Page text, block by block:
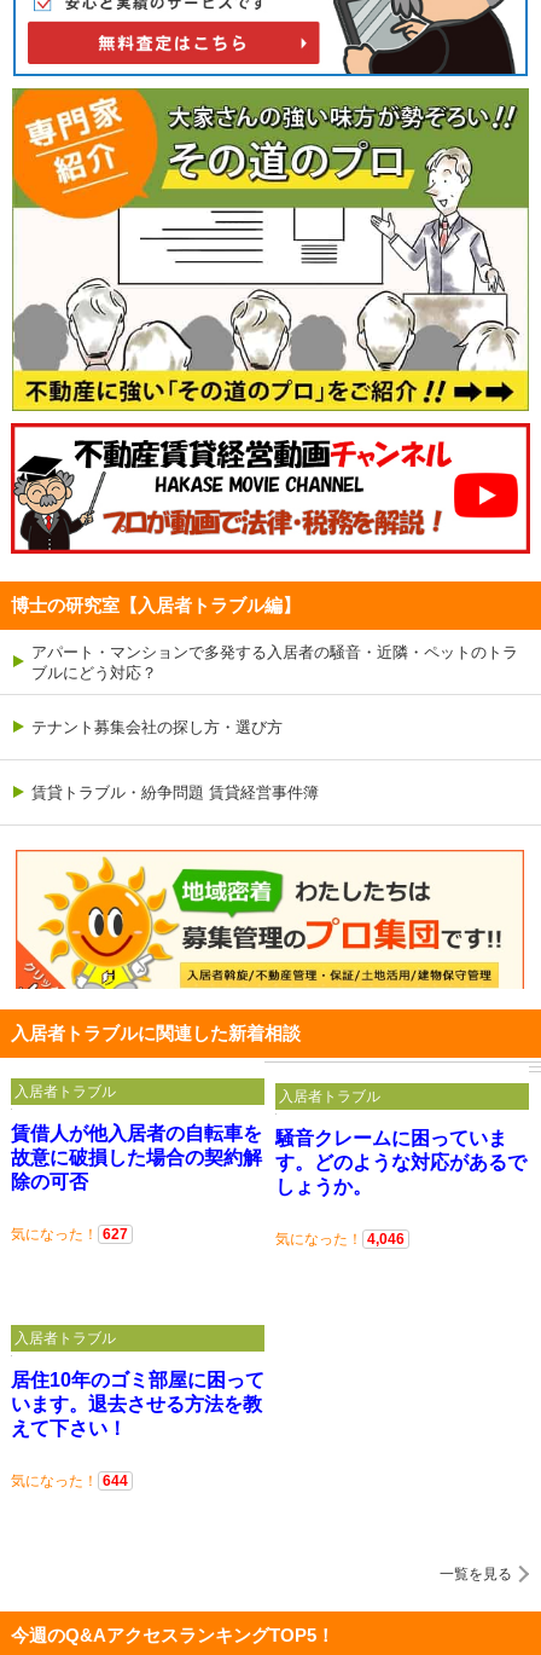
博士の研究室【入居者トラブル編】
アパート・マンションで多発する入居者の騒音・近隣・ペットのトラ
ブルにどう対応？
テナント募集会社の探し方・選び方
賃貸トラブル・紛争問題 賃貸経営事件簿
入居者トラブルに関連した新着相談
賃借人が他入居者の自転車を
故意に破損した場合の契約解
除の可否
気になった！ 627
入居者トラブル
騒音クレームに困っていま
す。どのような対応があるで
しょうか。
気になった！ 4,046
入居者トラブル
居住10年のゴミ部屋に困って
います。退去させる方法を教
えて下さい！
気になった！ 644
入居者トラブル
一覧を見る
今週のQ&AアクセスランキングTOP5！